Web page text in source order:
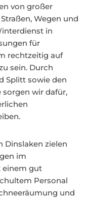
von großer
Wegen und
in
für
rechtzeitig auf
sein. Durch
Splitt sowie den
sorgen wir dafür,
Dinslaken zielen
im
einem gut
Personal
und